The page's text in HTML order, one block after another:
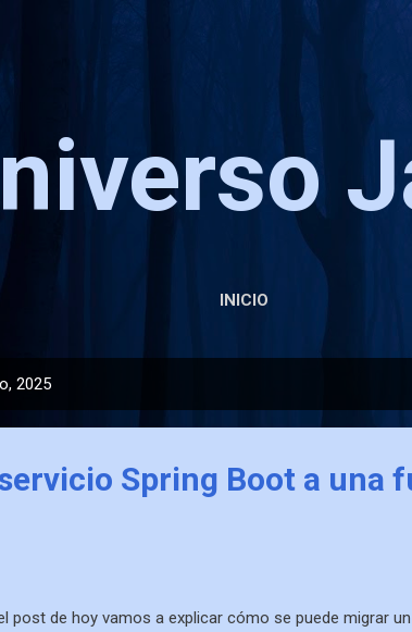
INICIO
2025
Spring Boot a una
post de hoy vamos a explicar cómo se puede migrar